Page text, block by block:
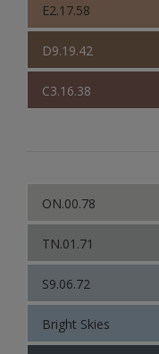
E2.17.58
D9.19.42
C3.16.38
ON.00.78
TN.01.71
S9.06.72
Bright Skies